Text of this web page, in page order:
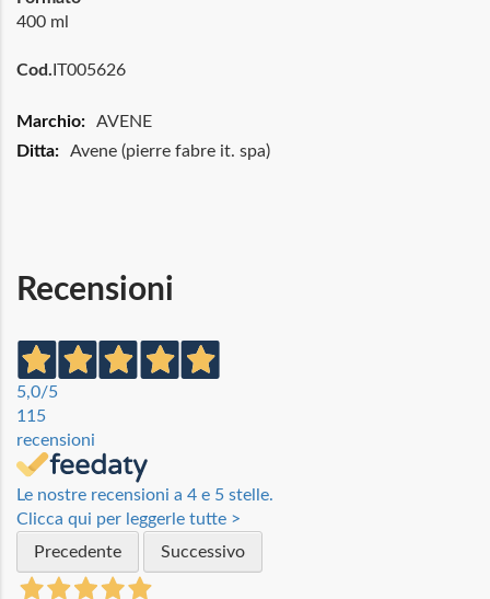
400 ml
Cod. IT005626
Maggiori
Informazioni
AVENE
Avene (pierre fabre it. spa)
Recensioni
5,0/5
115
recensioni
Le nostre recensioni a 4 e 5 stelle.
Clicca qui per leggerle tutte >
Precedente
Successivo